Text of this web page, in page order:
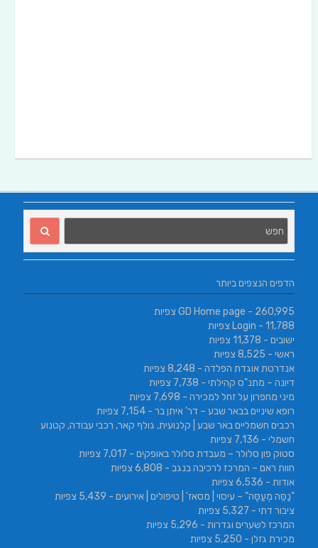
הדפים הנצפים ביותר
GD Home page - 260,995 צפיות
Login - 11,788 צפיות
ישובים - 11,378 צפיות
ראשי - 8,525 צפיות
אנדרטת אוגדת הפלדה - 8,248 צפיות
דיונה – מתנ"ס קהילתי - 7,738 צפיות
מיני מחפרון על זחל למכירה - 7,698 צפיות
רופא שיניים בבאר שבע – דר' איתן בר - 7,154 צפיות
רכבים חשמליים באר שבע | קלנועית, גולף קאר, רכבי עבודה, קטנוע
חשמלי - 7,136 צפיות
סטוק פון סלולר – מעבדת סלולר באופקים - 7,017 צפיות
חוות ראם – המרכז לרכיבה בנגב - 6,808 צפיות
אודות - 6,536 צפיות
"נַסֵּה מְעַסֶּה" – עיסוי | מסאז' | טיפולים | אירועים - 5,439 צפיות
ציבור דתי - 5,327 צפיות
המרכז לשערים וגדרות - 5,296 צפיות
מכירת גזלן - 5,250 צפיות